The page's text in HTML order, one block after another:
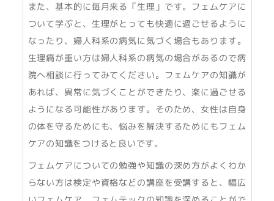
また、基本的に毎月来る「生理」です。フェムケアに
ついて学ぶと、生理がとっても快適に過ごせるように
なったり、婦人科系の病気に気づく場合もあります。
生理痛が重い方は婦人科系の病気の場合があるので病
院へ相談に行ってみてください。フェムケアの知識が
あれば、異常に気づくことができたり、楽に過ごせる
ようになる可能性があります。そのため、女性は自身
の体を守るためにも、悩みを解決するためにもフェム
ケアの知識をつけると良いです。
フェムケアについての勉強や知識の深め方がよくわか
らない方は検定や資格などの講座を受講すると、幅広